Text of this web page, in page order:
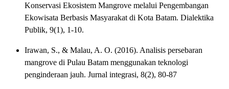
Konservasi Ekosistem Mangrove melalui Pengembangan
Ekowisata Berbasis Masyarakat di Kota Batam. Dialektika
Publik, 9(1), 1-10.
Irawan, S., & Malau, A. O. (2016). Analisis persebaran
mangrove di Pulau Batam menggunakan teknologi
penginderaan jauh. Jurnal integrasi, 8(2), 80-87